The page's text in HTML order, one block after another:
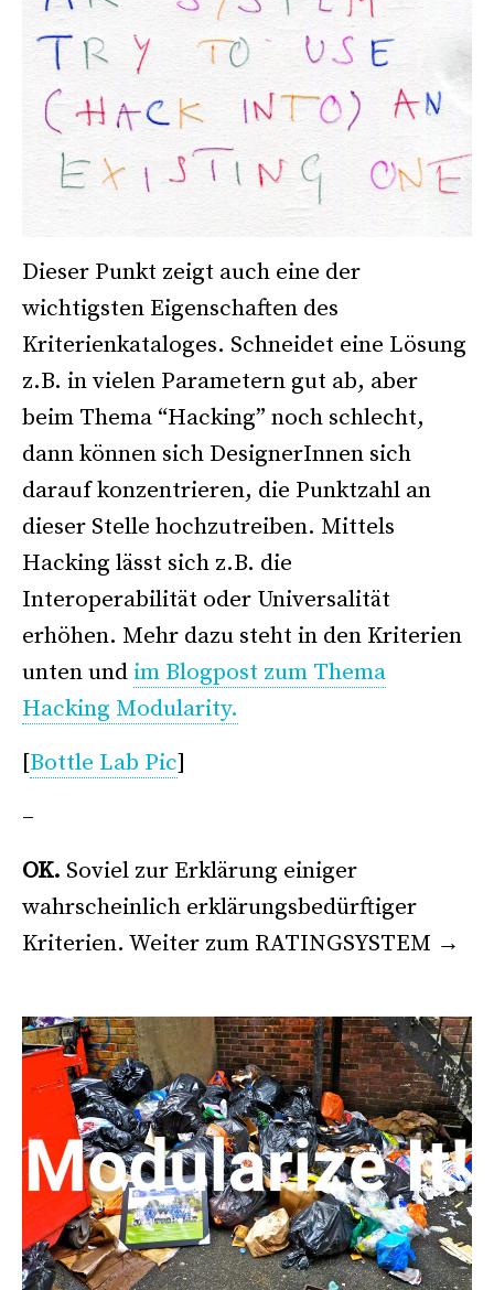
Dieser Punkt zeigt auch eine der
wichtigsten Eigenschaften des
Kriterienkataloges. Schneidet eine Lösung
z.B. in vielen Parametern gut ab, aber
beim Thema “Hacking” noch schlecht,
dann können sich DesignerInnen sich
darauf konzentrieren, die Punktzahl an
dieser Stelle hochzutreiben. Mittels
Hacking lässt sich z.B. die
Interoperabilität oder Universalität
erhöhen. Mehr dazu steht in den Kriterien
unten undim Blogpost zum Thema
Hacking Modularity.
[Bottle Lab Pic]
–
OK. Soviel zur Erklärung einiger
wahrscheinlich erklärungsbedürftiger
Kriterien. Weiter zum RATINGSYSTEM →